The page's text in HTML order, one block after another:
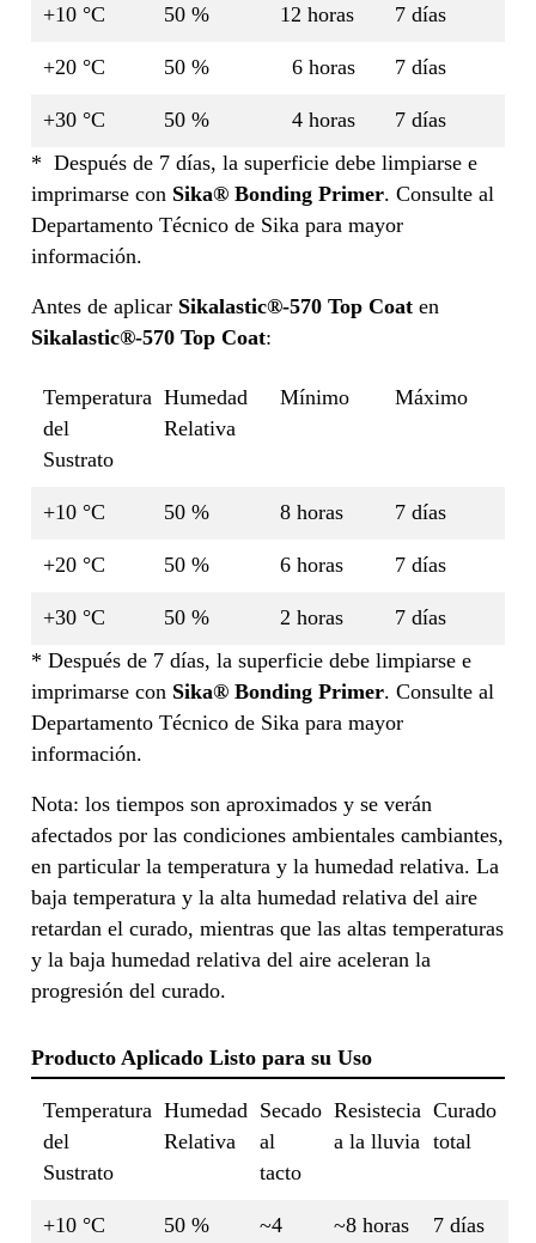
+10 °C 50 % 12 horas 7 días
+20 °C 50 % 6 horas 7 días
+30 °C 50 % 4 horas
7 días
* Después de 7 días, la superficie debe limpiarse e
imprimarse con Sika® Bonding Primer. Consulte al
Departamento Técnico de Sika para mayor
información.
Antes de aplicar Sikalastic®-570 Top Coat en
Sikalastic®-570 Top Coat:
Temperatura
del
Sustrato
Humedad
Relativa
Mínimo Máximo
+10 °C 50 % 8 horas 7 días
+20 °C 50 % 6 horas 7 días
+30 °C 50 % 2 horas
7 días
* Después de 7 días, la superficie debe limpiarse e
imprimarse con Sika® Bonding Primer. Consulte al
Departamento Técnico de Sika para mayor
información.
Nota: los tiempos son aproximados y se verán
afectados por las condiciones ambientales cambiantes,
en particular la temperatura y la humedad relativa. La
baja temperatura y la alta humedad relativa del aire
retardan el curado, mientras que las altas temperaturas
y la baja humedad relativa del aire aceleran la
progresión del curado.
Producto Aplicado Listo para su Uso
Temperatura
del
Sustrato
Humedad
Relativa
Secado
al
tacto
Resistecia
a la lluvia
Curado
total
+10 °C 50 %
~4
~8 horas 7 días